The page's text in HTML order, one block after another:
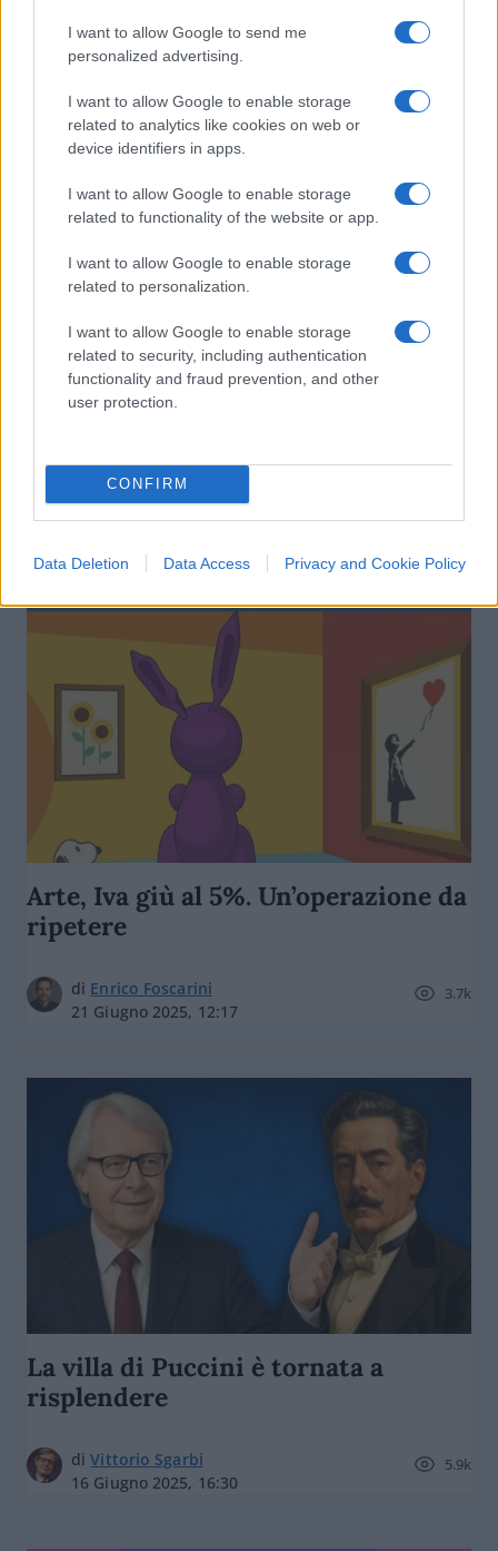
I want to allow Google to send me
personalized advertising.
I want to allow Google to enable storage
related to analytics like cookies on web or
device identifiers in apps.
I want to allow Google to enable storage
related to functionality of the website or app.
I want to allow Google to enable storage
related to personalization.
I want to allow Google to enable storage
related to security, including authentication
functionality and fraud prevention, and other
user protection.
CONFIRM
Data Deletion Data Access Privacy and Cookie Policy
4 Luglio 2025, 19:00
diMauro Di Ruvo
5.4k
Arte, Iva giù al 5%. Un’operazione da
ripetere
di Enrico Foscarini
21 Giugno 2025, 12:17
3.7k
La villa di Puccini è tornata a
risplendere
diVittorio Sgarbi
16 Giugno 2025, 16:30
5.9k